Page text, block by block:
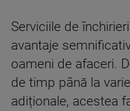
Serviciile de
avantaje
oameni de afaceri.
de timp până la
adiționale, acestea